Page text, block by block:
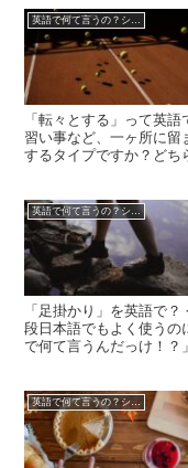
英語で何て言うの？シリーズ
「転々とする」って英
習い事など、一ヶ所に留
するタイプですか？どち
英語で何て言うの？シリーズ
「足掛かり」を英語で
段日本語でもよく使うの
で何て言うんだっけ！？
英語で何て言うの？シリーズ